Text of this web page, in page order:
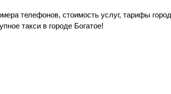
телефонов, стоимость услуг, тарифы
такси в городе Богатое!